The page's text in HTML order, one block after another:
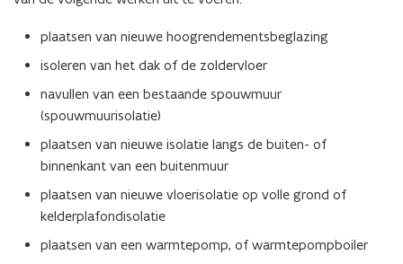
plaatsen van nieuwe hoogrendementsbeglazing
isoleren van het dak of de zoldervloer
navullen van een bestaande spouwmuur
(spouwmuurisolatie)
plaatsen van nieuwe isolatie langs de buiten- of
binnenkant van een buitenmuur
plaatsen van nieuwe vloerisolatie op volle grond of
kelderplafondisolatie
plaatsen van een warmtepomp, of warmtepompboiler